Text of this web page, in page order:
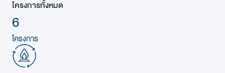
โครงการทั้งหมด
6
โครงการ